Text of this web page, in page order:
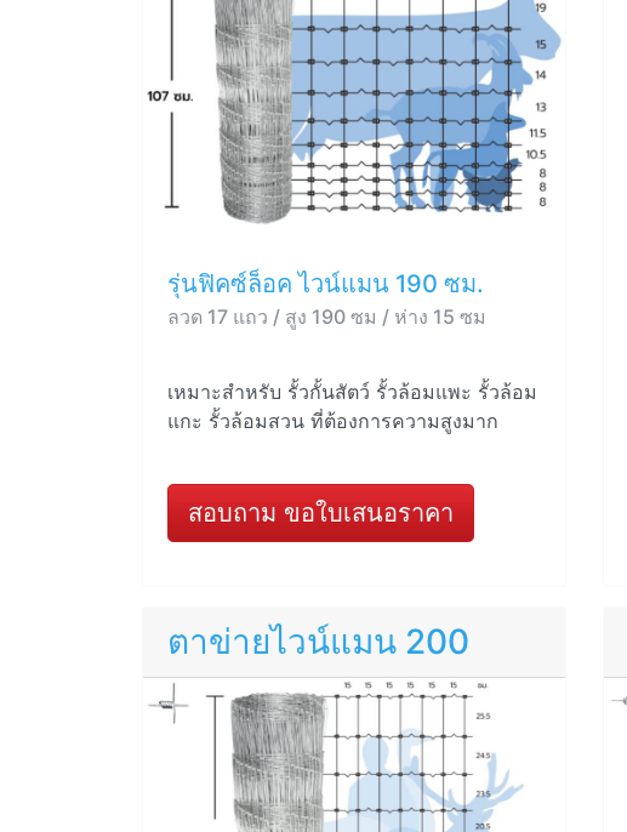
รุ่นฟิคซ์ล็อค ไวน์แมน 190 ซม.
ลวด 17 แถว / สูง 190 ซม / ห่าง 15 ซม
เหมาะสำหรับ รั้วกั้นสัตว์ รั้วล้อมแพะ รั้วล้อม
แกะ รั้วล้อมสวน ที่ต้องการความสูงมาก
สอบถาม ขอใบเสนอราคา
ตาข่ายไวน์แมน 200